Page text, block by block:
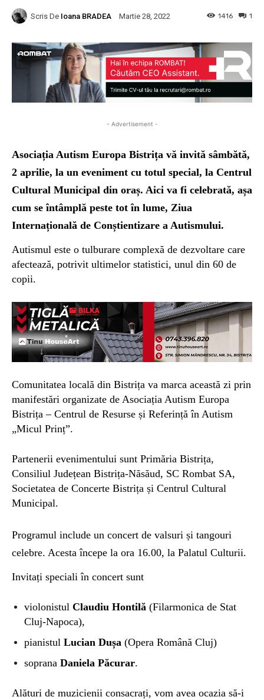
Scris De Ioana BRADEA Martie 28, 2022 1
1416
- Advertisement -
Asociația Autism Europa Bistrița vă invită sâmbătă,
2 aprilie, la un eveniment cu totul special, la Centrul
Cultural Municipal din oraș. Aici va fi celebrată, așa
cum se întâmplă peste tot în lume, Ziua
Internațională de Conștientizare a Autismului.
Autismul este o tulburare complexă de dezvoltare care
afectează, potrivit ultimelor statistici, unul din 60 de
copii.
Comunitatea locală din Bistrița va marca această zi prin
manifestări organizate de Asociația Autism Europa
Bistrița – Centrul de Resurse și Referință în Autism
„Micul Prinț”.
Partenerii evenimentului sunt Primăria Bistrița,
Consiliul Județean Bistrița-Năsăud, SC Rombat SA,
Societatea de Concerte Bistrița și Centrul Cultural
Municipal.
Programul include un concert de valsuri și tangouri
celebre. Acesta începe la ora 16.00, la Palatul Culturii.
Invitați speciali în concert sunt
violonistul Claudiu Hontilă (Filarmonica de Stat
Cluj-Napoca),
pianistul Lucian Dușa (Opera Română Cluj)
soprana Daniela Păcurar.
Alături de muzicienii consacrați, vom avea ocazia să-i